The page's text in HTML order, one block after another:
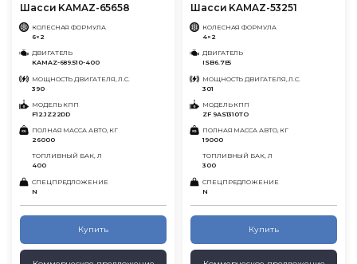
Шасси KAMAZ-65658
КОЛЕСНАЯ ФОРМУЛА
6×2
ДВИГАТЕЛЬ
KAMAZ-689.510-400
МОЩНОСТЬ ДВИГАТЕЛЯ, Л.С.
390
МОДЕЛЬ КПП
F12JZ22DD
ПОЛНАЯ МАССА АВТО, КГ
26000
ТОПЛИВНЫЙ БАК, Л
400
СПЕЦПРЕДЛОЖЕНИЕ
N
Купить
Шасси KAMAZ-53251
КОЛЕСНАЯ ФОРМУЛА
4×2
ДВИГАТЕЛЬ
ISB6.7E5
МОЩНОСТЬ ДВИГАТЕЛЯ, Л.С.
301
МОДЕЛЬ КПП
ZF 9AS1310TO
ПОЛНАЯ МАССА АВТО, КГ
19000
ТОПЛИВНЫЙ БАК, Л
300
СПЕЦПРЕДЛОЖЕНИЕ
N
Купить